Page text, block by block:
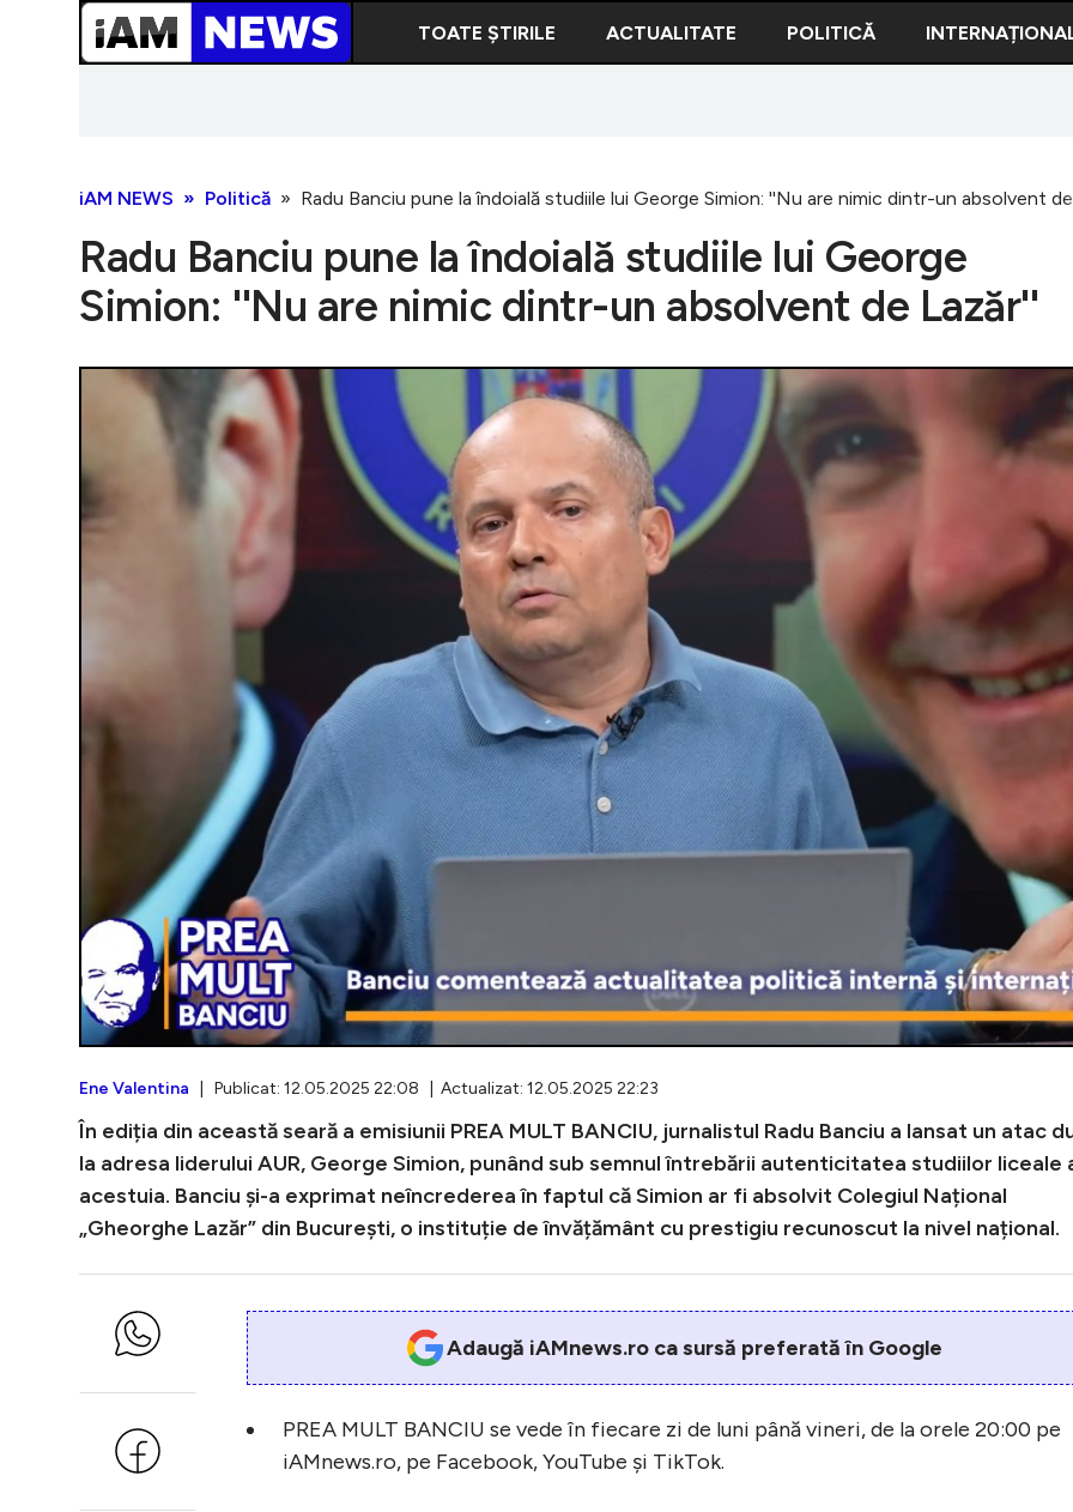
TOATE ȘTIRILE ACTUALITATE POLITICĂ
iAM NEWS Politică Radu Banciu pune la îndoială studiile lui George Simion: ''Nu are nimic dintr-un absolvent de
Radu Banciu pune la îndoială studiile lui George
Simion: ''Nu are nimic dintr-un absolvent de Lazăr''
Ene Valentina | Publicat: 12.05.2025 22:08 | Actualizat: 12.05.2025 22:23
În ediția din această seară a emisiunii PREA MULT BANCIU, jurnalistul Radu Banciu a lansat un atac
la adresa liderului AUR, George Simion, punând sub semnul întrebării autenticitatea studiilor liceale
acestuia. Banciu și-a exprimat neîncrederea în faptul că Simion ar fi absolvit Colegiul Național
„Gheorghe Lazăr” din București, o instituție de învățământ cu prestigiu recunoscut la nivel național.
Adaugă iAMnews.ro ca sursă preferată în Google
PREA MULT BANCIU se vede în fiecare zi de luni până vineri, de la orele 20:00 pe
iAMnews.ro, pe Facebook, YouTube și TikTok.